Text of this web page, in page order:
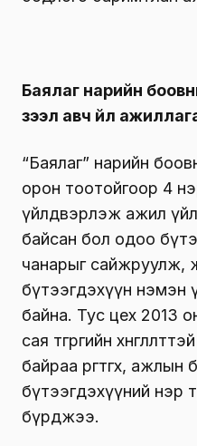
Баялаг нарийн
зээл авч үйл
“Баялаг” нарийн
орон тоотойгоор 4
үйлдвэрлэж ажил
байсан бол одоо
чанарыг сайжруулж,
бүтээгдэхүүн нэмэн
байна. Тус цех 2013
сая төгрөгийн
байраа өргөтгөх,
бүтээгдэхүүний нэр
бүрджээ.